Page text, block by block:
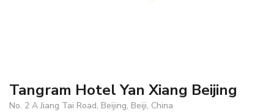
Tangram Hotel Yan Xiang Beijing
No. 2 A Jiang Tai Road, Beijing, Beiji, China